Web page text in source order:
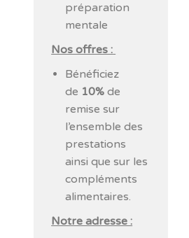
préparation
mentale
Nos offres :
Bénéficiez
de 10%de
remise sur
l’ensemble des
prestations
ainsi que sur les
compléments
alimentaires.
Notre adresse :